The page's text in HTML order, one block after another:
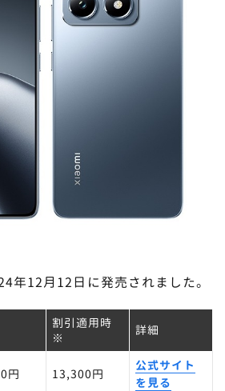
年12月12日に発売されました。
割引適用時
※
詳細
円 13,300円
公式サイト
を見る